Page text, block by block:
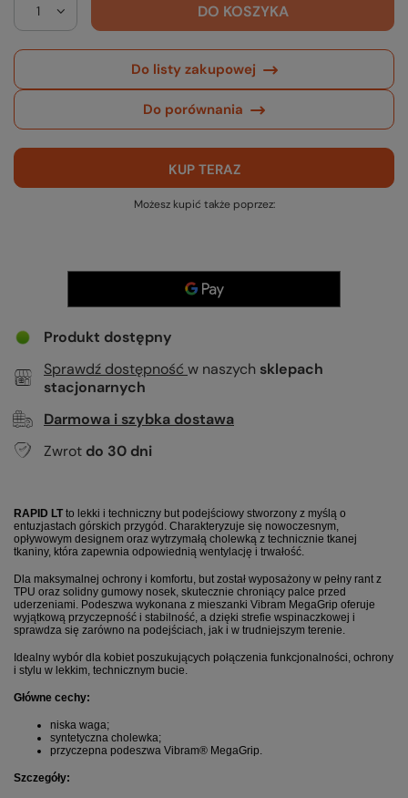
DO KOSZYKA
Do listy zakupowej
Do porównania
KUP TERAZ
Możesz kupić także poprzez:
Produkt dostępny
Sprawdź dostępność w naszych sklepach
stacjonarnych
Darmowa i szybka dostawa
Zwrot do 30 dni
RAPID LT to lekki i techniczny but podejściowy stworzony z myślą o
entuzjastach górskich przygód. Charakteryzuje się nowoczesnym,
opływowym designem oraz wytrzymałą cholewką z technicznie tkanej
tkaniny, która zapewnia odpowiednią wentylację i trwałość.
Dla maksymalnej ochrony i komfortu, but został wyposażony w pełny rant z
TPU oraz solidny gumowy nosek, skutecznie chroniący palce przed
uderzeniami. Podeszwa wykonana z mieszanki Vibram MegaGrip oferuje
wyjątkową przyczepność i stabilność, a dzięki strefie wspinaczkowej i
sprawdza się zarówno na podejściach, jak i w trudniejszym terenie.
Idealny wybór dla kobiet poszukujących połączenia funkcjonalności, ochrony
i stylu w lekkim, technicznym bucie.
Główne cechy:
niska waga;
syntetyczna cholewka;
przyczepna podeszwa Vibram® MegaGrip.
Szczegóły: